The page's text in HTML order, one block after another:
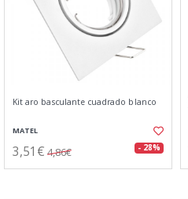
Kit aro basculante cuadrado blanco
MATEL
3,51€ 4,86€ - 28%